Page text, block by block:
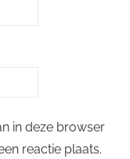
in deze browser
reactie plaats.